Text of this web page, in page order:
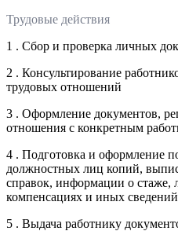
Трудовые действия
1 . Сбор и проверка личных
2 . Консультирование
трудовых отношений
3 . Оформление документов,
отношения с конкретным
4 . Подготовка и оформление
должностных лиц копий,
справок, информации о стаже,
компенсациях и иных
5 . Выдача работнику